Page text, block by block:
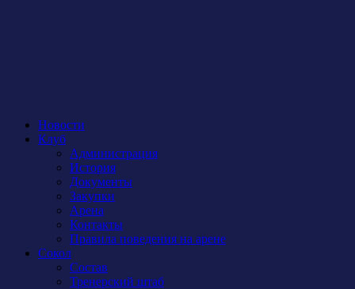
Новости
Клуб
Администрация
История
Документы
Закупки
Арена
Контакты
Правила поведения на арене
Сокол
Состав
Тренерский штаб